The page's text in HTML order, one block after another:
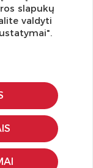
geriausius
slapukų
valdyti